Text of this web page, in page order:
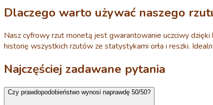
Dlaczego warto używać naszego
Nasz cyfrowy rzut monetą jest gwarantowanie uczciwy
historię wszystkich rzutów ze statystykami orła i reszki.
Najczęściej zadawane pytania
Czy prawdopodobieństwo wynosi naprawdę 50/50?